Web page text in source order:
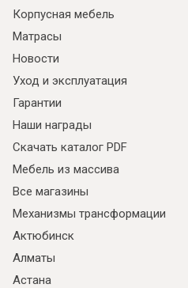
Корпусная мебель
Матрасы
Новости
Уход и эксплуатация
Гарантии
Наши награды
Скачать каталог PDF
Мебель из массива
Все магазины
Механизмы трансформации
Актюбинск
Алматы
Астана